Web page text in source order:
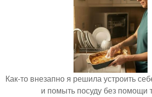
Как-то внезапно я решила устроить
и помыть посуду без помощи